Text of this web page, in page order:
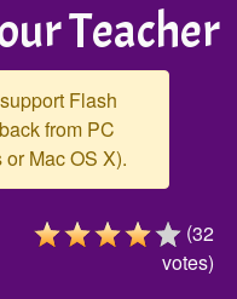
Teacher
Flash
from PC
Mac OS X).
(32
votes)